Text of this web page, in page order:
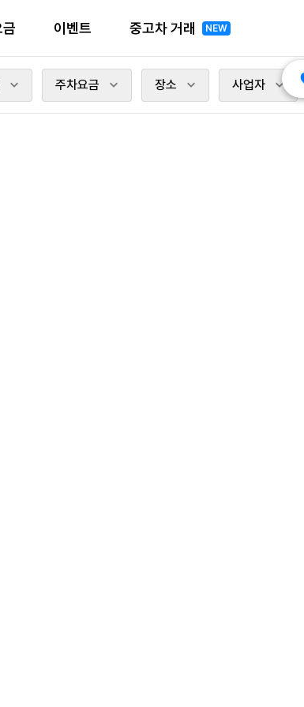
이벤트 중고차 거래 NEW
주차요금 장소 사업자